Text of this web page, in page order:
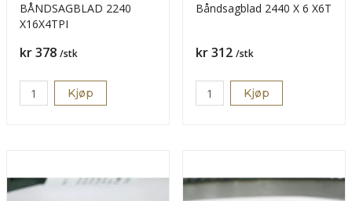
BÅNDSAGBLAD 2240
X16X4TPI
Pris
kr 378 /stk
Kjøp
Båndsagblad 2440 X 6 X6T
Pris
kr 312 /stk
Kjøp